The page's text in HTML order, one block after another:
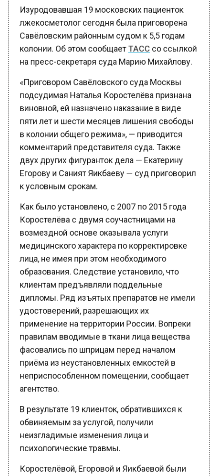
лжекосметолог сегодня была приговорена
Савёловским районным судом к 5,5 годам
колонии. Об этом сообщаетТАССсо ссылкой
на пресс-секретаря суда Марию Михайлову.
«Приговором Савёловского суда Москвы
подсудимая Наталья Коростелёва признана
виновной, ей назначено наказание в виде
пяти лет и шести месяцев лишения свободы
в колонии общего режима», — приводится
комментарий представителя суда. Также
двух других фигуранток дела — Екатерину
Егорову и Саният Яикбаеву — суд приговорил
к условным срокам.
Коростелёва с двумя соучастницами на
возмездной основе оказывала услуги
медицинского характера по корректировке
лица, не имея при этом необходимого
образования. Следствие установило, что
клиентам предъявляли поддельные
дипломы. Ряд изъятых препаратов не имели
удостоверений, разрешающих их
применение на территории России. Вопреки
правилам вводимые в ткани лица вещества
фасовались по шприцам перед началом
приёма из неустановленных емкостей в
неприспособленном помещении, сообщает
агентство.
В результате 19 клиенток, обратившихся к
обвиняемым за услугой, получили
неизгладимые изменения лица и
психологические травмы.
Коростелёвой, Егоровой и Яикбаевой были